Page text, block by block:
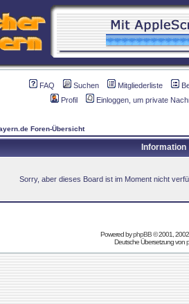
FAQ Suchen Mitgliederliste
Profil
Einloggen, um private
Foren-Übersicht
Information
Sorry, aber dieses Board ist im Moment nicht
Powered byphpBB© 2001,
Deutsche Übersetzung von